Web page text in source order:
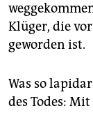
Klüger, die
geworden ist.
Was so
des Todes: